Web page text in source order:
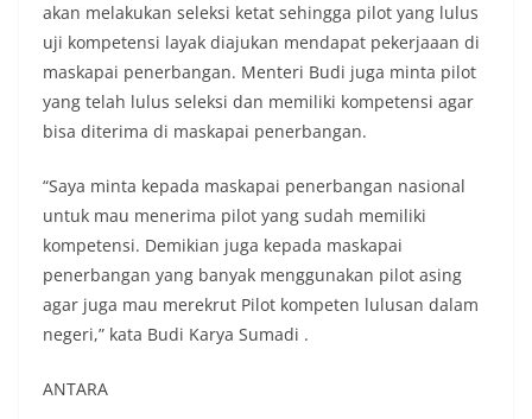
akan melakukan seleksi ketat sehingga pilot yang lulus
uji kompetensi layak diajukan mendapat pekerjaaan di
maskapai penerbangan. Menteri Budi juga minta pilot
yang telah lulus seleksi dan memiliki kompetensi agar
bisa diterima di maskapai penerbangan.
“Saya minta kepada maskapai penerbangan nasional
untuk mau menerima pilot yang sudah memiliki
kompetensi. Demikian juga kepada maskapai
penerbangan yang banyak menggunakan pilot asing
agar juga mau merekrut Pilot kompeten lulusan dalam
negeri,” kata Budi Karya Sumadi .
ANTARA